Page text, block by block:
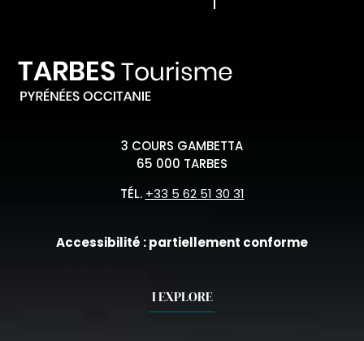
3 COURS GAMBETTA
65 000 TARBES
TÉL. +33 5 62 51 30 31
Accessibilité : partiellement conforme
I EXPLORE